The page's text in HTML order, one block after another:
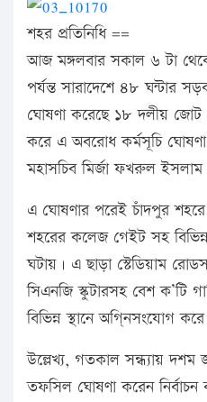
শহর প্রতিনিধি ==
আজ মঙ্গলবার সকাল ৬ টা
পর্যন্ত সারাদেশে ৪৮ ঘন্টার
ঘোষণা করেছে ১৮ দলীয়
করে এ অবরোধ কর্মসূচি
মহাসচিব মির্জা ফখরুল
এ ঘোষণার পরেই চাঁদপুর
শহরের কলেজ গেইট সহ
ঘটায়। এ ছাড়া স্টেডিয়াম
সিএনজি স্কুটারসহ বেশ ক’টি
বিভিন্ন স্থানে অগি্নসংযোগ
উল্লেখ্য, গতকাল সন্ধ্যায় দশম
তফসিল ঘোষণা করেন